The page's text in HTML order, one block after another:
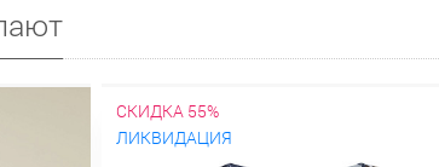
СКИДКА 55%
ЛИКВИДАЦИЯ